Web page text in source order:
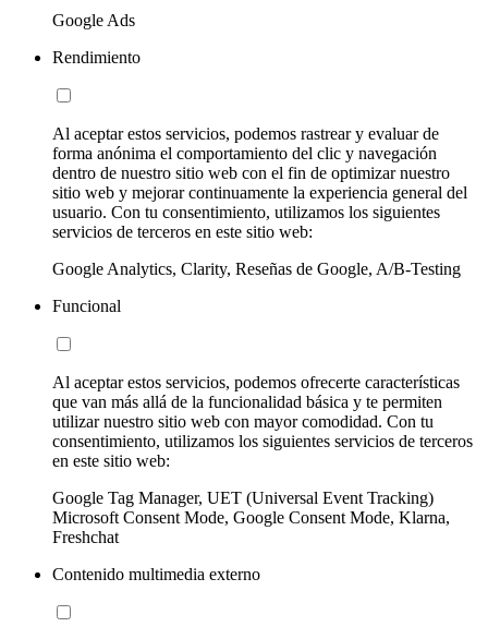
Google Ads
Rendimiento
Al aceptar estos servicios, podemos rastrear y evaluar de
forma anónima el comportamiento del clic y navegación
dentro de nuestro sitio web con el fin de optimizar nuestro
sitio web y mejorar continuamente la experiencia general del
usuario. Con tu consentimiento, utilizamos los siguientes
servicios de terceros en este sitio web:
Google Analytics, Clarity, Reseñas de Google, A/B-Testing
Funcional
Al aceptar estos servicios, podemos ofrecerte características
que van más allá de la funcionalidad básica y te permiten
utilizar nuestro sitio web con mayor comodidad. Con tu
consentimiento, utilizamos los siguientes servicios de terceros
en este sitio web:
Google Tag Manager, UET (Universal Event Tracking)
Microsoft Consent Mode, Google Consent Mode, Klarna,
Freshchat
Contenido multimedia externo